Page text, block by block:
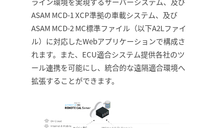
ASAM MCD-1 XCP準拠の車載システム、及び
ASAM MCD-2 MC標準ファイル（以下A2Lファイ
ル）に対応したWebアプリケーションで構成さ
れます。また、ECU適合システム提供各社のツ
ール連携を可能にし、統合的な遠隔適合環境へ
拡張することができます。